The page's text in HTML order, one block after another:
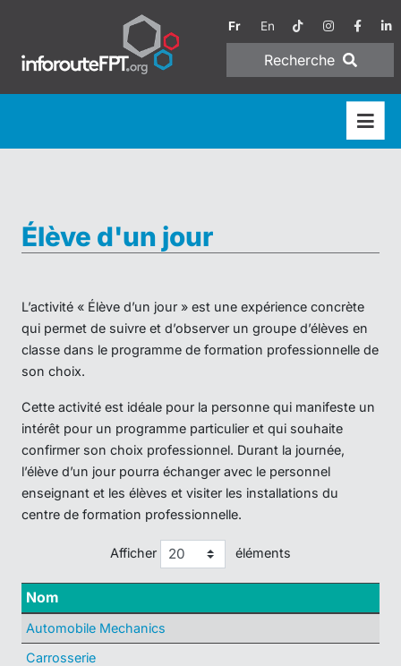
Fr En
Recherche
Élève d'un jour
L’activité « Élève d’un jour » est une expérience concrète
qui permet de suivre et d’observer un groupe d’élèves en
classe dans le programme de formation professionnelle de
son choix.
Cette activité est idéale pour la personne qui manifeste un
intérêt pour un programme particulier et qui souhaite
confirmer son choix professionnel. Durant la journée,
l’élève d’un jour pourra échanger avec le personnel
enseignant et les élèves et visiter les installations du
centre de formation professionnelle.
Afficher éléments
Nom
Automobile Mechanics
Carrosserie